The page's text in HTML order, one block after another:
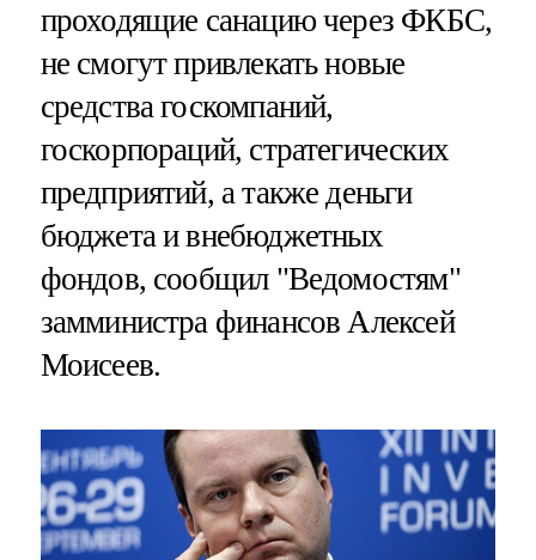
проходящие санацию через ФКБС,
не смогут привлекать новые
средства госкомпаний,
госкорпораций, стратегических
предприятий, а также деньги
бюджета и внебюджетных
фондов, сообщил "Ведомостям"
замминистра финансов Алексей
Моисеев.